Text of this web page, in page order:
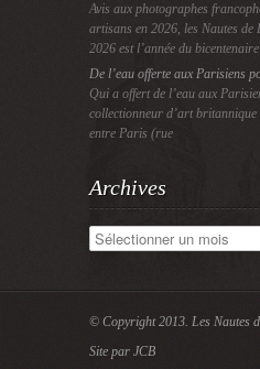
Avis aux photographes
artisans en 2026, les Nautes
2026 est l’année du bicentenaire
De l’eau offerte aux Parisiens
Qui a offert de l’eau aux
collectionneur d’art
entre Paris (rue
Archives
Archives
© Copyright 2013. Les Nautes
Site par JCB